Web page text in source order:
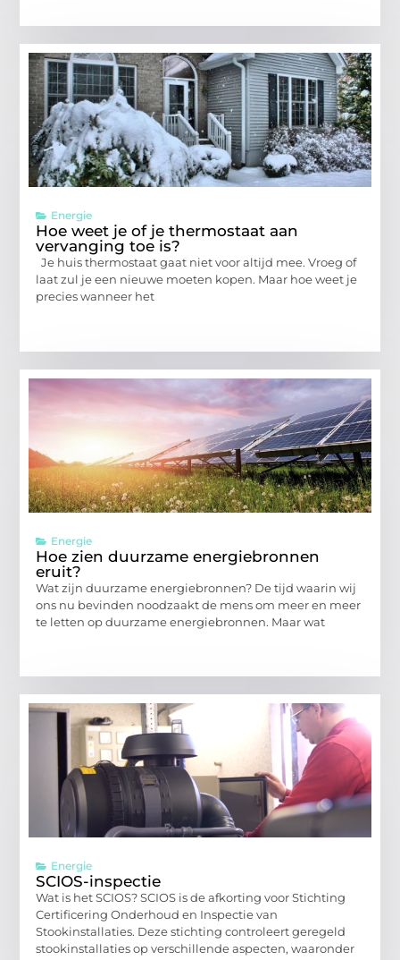
Energie
Hoe weet je of je thermostaat aan
vervanging toe is?
Je huis thermostaat gaat niet voor altijd mee. Vroeg of
laat zul je een nieuwe moeten kopen. Maar hoe weet je
precies wanneer het
Energie
Hoe zien duurzame energiebronnen
eruit?
Wat zijn duurzame energiebronnen? De tijd waarin wij
ons nu bevinden noodzaakt de mens om meer en meer
te letten op duurzame energiebronnen. Maar wat
Energie
SCIOS-inspectie
Wat is het SCIOS? SCIOS is de afkorting voor Stichting
Certificering Onderhoud en Inspectie van
Stookinstallaties. Deze stichting controleert geregeld
stookinstallaties op verschillende aspecten, waaronder